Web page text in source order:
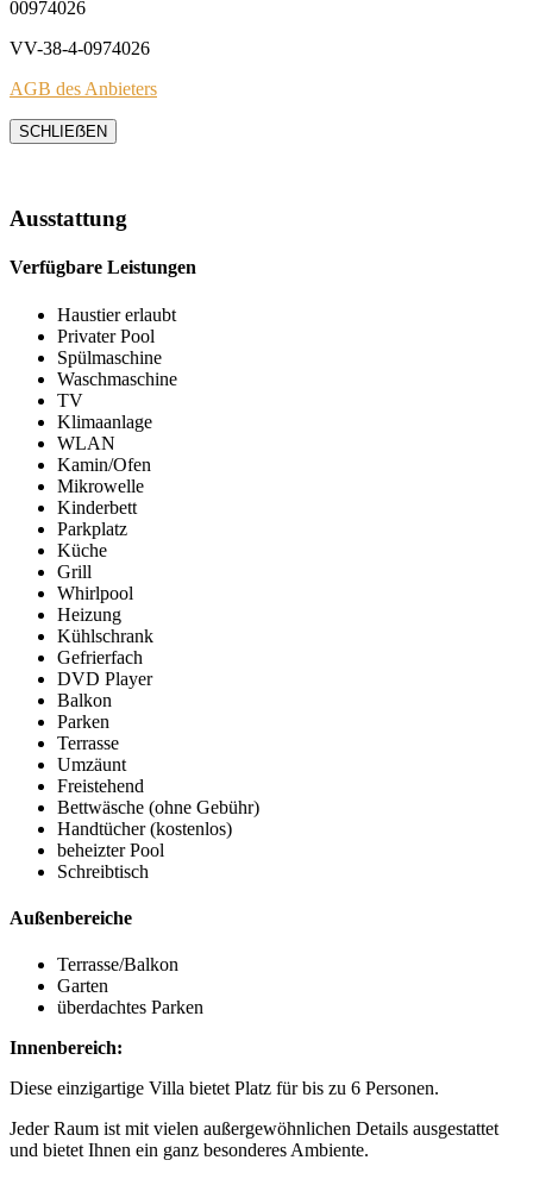
00974026
VV-38-4-0974026
AGB des Anbieters
SCHLIEẞEN
Ausstattung
Verfügbare Leistungen
Haustier erlaubt
Privater Pool
Spülmaschine
Waschmaschine
TV
Klimaanlage
WLAN
Kamin/Ofen
Mikrowelle
Kinderbett
Parkplatz
Küche
Grill
Whirlpool
Heizung
Kühlschrank
Gefrierfach
DVD Player
Balkon
Parken
Terrasse
Umzäunt
Freistehend
Bettwäsche (ohne Gebühr)
Handtücher (kostenlos)
beheizter Pool
Schreibtisch
Außenbereiche
Terrasse/Balkon
Garten
überdachtes Parken
Innenbereich:
Diese einzigartige Villa bietet Platz für bis zu 6 Personen.
Jeder Raum ist mit vielen außergewöhnlichen Details ausgestattet
und bietet Ihnen ein ganz besonderes Ambiente.